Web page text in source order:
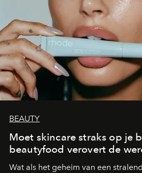
BEAUTY
Moet skincare straks op je
beautyfood verovert de
Wat als het geheim van een